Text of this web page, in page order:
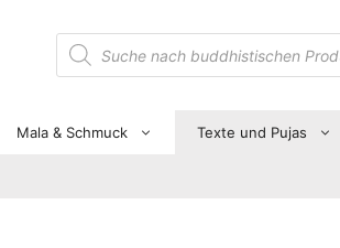
Suche
nach
Produkten
Mala & Schmuck Texte und Pujas